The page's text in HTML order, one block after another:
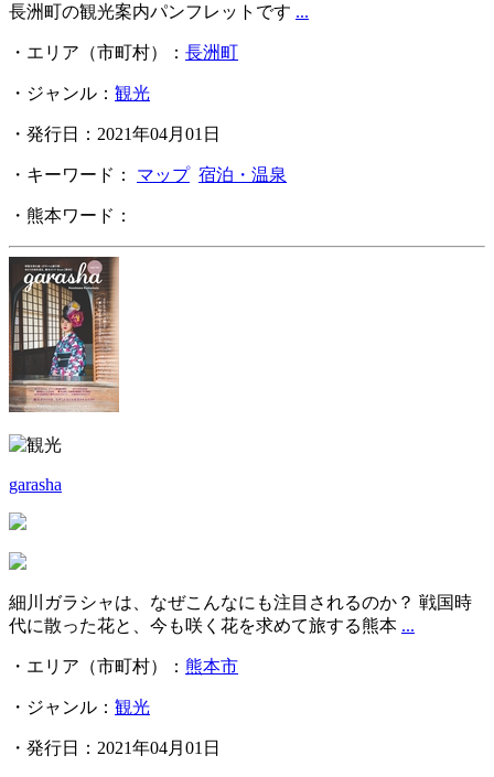
長洲町の観光案内パンフレットです ...
・エリア（市町村）： 長洲町
・ジャンル： 観光
・発行日：2021年04月01日
・キーワード： マップ 宿泊・温泉
・熊本ワード：
garasha
細川ガラシャは、なぜこんなにも注目されるのか？ 戦国時
代に散った花と、今も咲く花を求めて旅する熊本 ...
・エリア（市町村）： 熊本市
・ジャンル： 観光
・発行日：2021年04月01日